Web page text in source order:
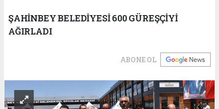
ŞAHİNBEY BELEDİYESİ 600 GÜREŞÇİYİ
AĞIRLADI
ABONE OL